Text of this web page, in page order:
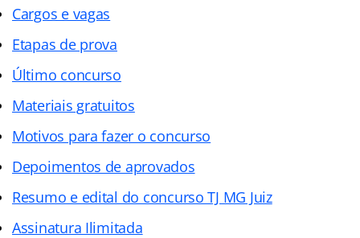
Cargos e vagas
Etapas de prova
Último concurso
Materiais gratuitos
Motivos para fazer o concurso
Depoimentos de aprovados
Resumo e edital do concurso TJ MG Juiz
Assinatura Ilimitada